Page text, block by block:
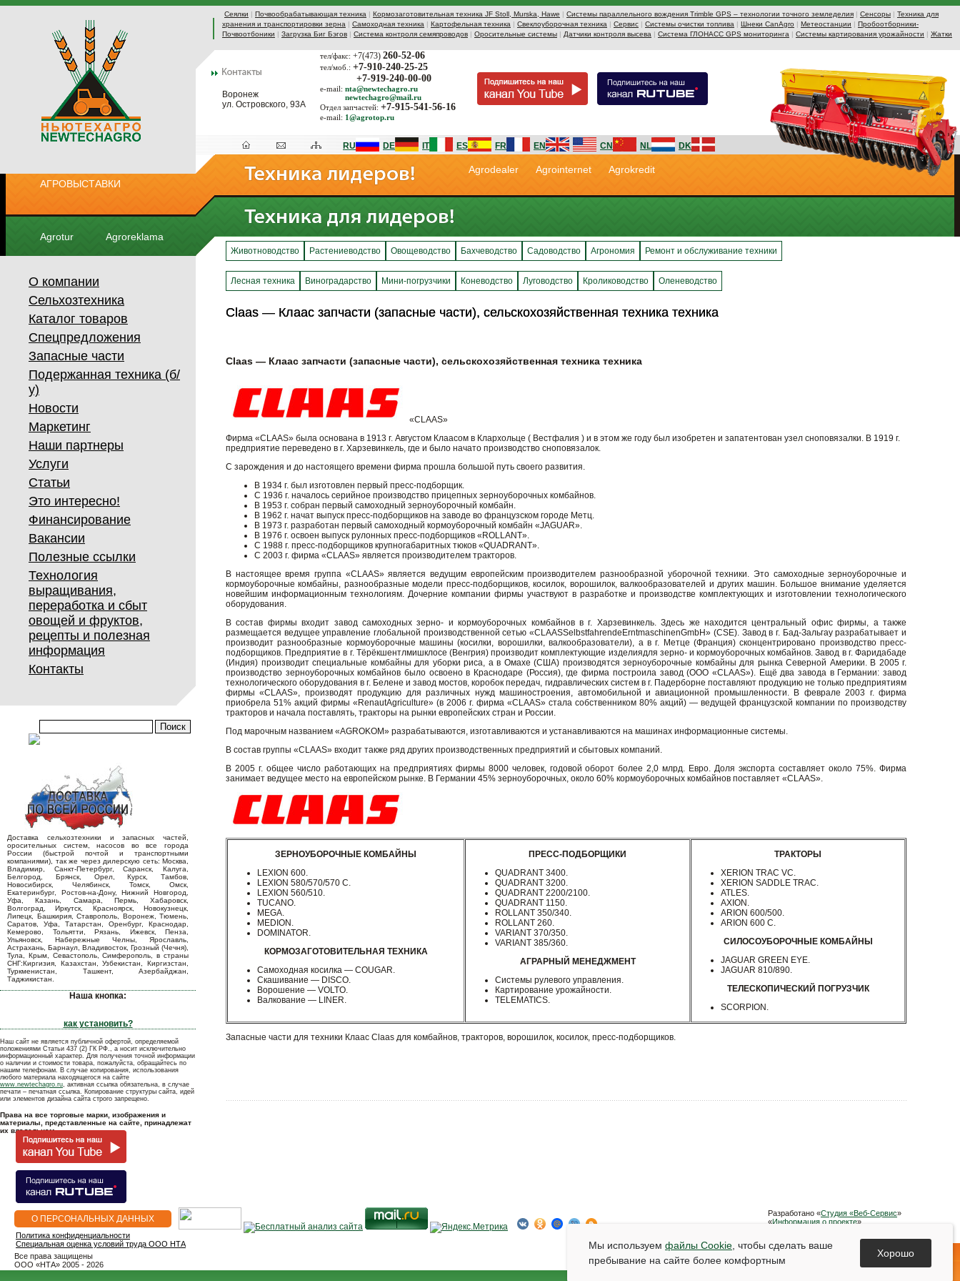
Сеялки | Почвообрабатывающая техника | Кормозаготовительная техника JF Stoll, Murska, Hawe | Системы параллельного вождения Trimble GPS – технологии точного земледелия | Сенсоры | Техника для
хранения и транспортировки зерна | Самоходная техника | Картофельная техника | Свеклоуборочная техника | Сервис | Системы очистки топлива | Шнеки CanAgro | Метеостанции | Пробоотборники-
Почвоотбоники | Загрузка Биг Бэгов | Система контроля семяпроводов | Оросительные системы | Датчики контроля высева | Система ГЛОНАСС GPS мониторинга | Системы картирования урожайности | Жатки
Воронеж
ул. Островского, 93А
тел/факс: +7(473) 260-52-06
тел/моб.: +7-910-240-25-25
+7-919-240-00-00
e-mail: nta@newtechagro.ru
newtechagro@mail.ru
Отдел запчастей: +7-915-541-56-16
e-mail: 1@agrotop.ru
АГРОВЫСТАВКИ
Agrotur Agroreklama
RU DE IT ES FR EN CN NL DK
Agrodealer Agrointernet Agrokredit
О компании
Сельхозтехника
Каталог товаров
Спецпредложения
Запасные части
Подержанная техника (б/
у)
Новости
Маркетинг
Наши партнеры
Услуги
Статьи
Это интересно!
Финансирование
Вакансии
Полезные ссылки
Технология
выращивания,
переработка и сбыт
овощей и фруктов,
рецепты и полезная
информация
Контакты
Доставка сельхозтехники и запасных частей,
оросительных систем, насосов во все города
России (быстрой почтой и транспортными
компаниями), так же через дилерскую сеть: Москва,
Владимир, Санкт-Петербург, Саранск, Калуга,
Белгород, Брянск, Орел, Курск, Тамбов,
Новосибирск, Челябинск, Томск, Омск,
Екатеринбург, Ростов-на-Дону, Нижний Новгород,
Уфа, Казань, Самара, Пермь, Хабаровск,
Волгоград, Иркутск, Красноярск, Новокузнецк,
Липецк, Башкирия, Ставрополь, Воронеж, Тюмень,
Саратов, Уфа, Татарстан, Оренбург, Краснодар,
Кемерово, Тольятти, Рязань, Ижевск, Пенза,
Ульяновск, Набережные Челны, Ярославль,
Астрахань, Барнаул, Владивосток, Грозный (Чечня),
Тула, Крым, Севастополь, Симферополь, в страны
СНГ:Киргизия, Казахстан, Узбекистан, Киргизстан,
Туркменистан, Ташкент, Азербайджан,
Таджикистан.
Наша кнопка:
как установить?
Наш сайт не является публичной офертой, определяемой
положениями Статьи 437 (2) ГК РФ., а носит исключительно
информационный характер. Для получения точной информации
о наличии и стоимости товара, пожалуйста, обращайтесь по
нашим телефонам. В случае копирования, использования
любого материала находящегося на сайте
www.newtechagro.ru, активная ссылка обязательна, в случае
печати – печатная ссылка. Копирование структуры сайта, идей
или элементов дизайна сайта строго запрещено.
Права на все торговые марки, изображения и
материалы, представленные на сайте, принадлежат
их владельцам.
Животноводство Растениеводство Овощеводство Бахчеводство Садоводство Агрономия Ремонт и обслуживание техники
Лесная техника Виноградарство Мини-погрузчики Коневодство Луговодство Кролиководство Оленеводство
Claas — Клаас запчасти (запасные части), сельскохозяйственная техника техника
Claas — Клаас запчасти (запасные части), сельскохозяйственная техника техника
Claas — Клаас запчасти (запасные части), сельскохозяйственная техника техника
«CLAAS»
Фирма «CLAAS» была основана в 1913 г. Августом Клаасом в Клархольце ( Вестфалия ) и в этом же году был изобретен и запатентован узел сноповязалки. В 1919 г.
предприятие переведено в г. Харзевинкель, где и было начато производство сноповязалок.
С зарождения и до настоящего времени фирма прошла большой путь своего развития.
В 1934 г. был изготовлен первый пресс-подборщик.
С 1936 г. началось серийное производство прицепных зерноуборочных комбайнов.
В 1953 г. собран первый самоходный зерноуборочный комбайн.
В 1962 г. начат выпуск пресс-подборщиков на заводе во французском городе Метц.
В 1973 г. разработан первый самоходный кормоуборочный комбайн «JAGUAR».
В 1976 г. освоен выпуск рулонных пресс-подборщиков «ROLLANT».
С 1988 г. пресс-подборщиков крупногабаритных тюков «QUADRANT».
С 2003 г. фирма «CLAAS» является производителем тракторов.
В настоящее время группа «CLAAS» является ведущим европейским производителем разнообразной уборочной техники. Это самоходные зерноуборочные и
кормоуборочные комбайны, разнообразные модели пресс-подборщиков, косилок, ворошилок, валкообразователей и других машин. Большое внимание уделяется
новейшим информационным технологиям. Дочерние компании фирмы участвуют в разработке и производстве комплектующих и изготовлении технологического
оборудования.
В состав фирмы входит завод самоходных зерно- и кормоуборочных комбайнов в г. Харзевинкель. Здесь же находится центральный офис фирмы, а также
размещается ведущее управление глобальной производственной сетью «CLAASSelbstfahrendeErntmaschinenGmbH» (CSE). Завод в г. Бад-Зальгау разрабатывает и
производит разнообразные кормоуборочные машины (косилки, ворошилки, валкообразователи), а в г. Метце (Франция) сконцентрировано производство пресс-
подборщиков. Предприятие в г. Тёрёкшентлмишклосе (Венгрия) производит комплектующие изделиядля зерно- и кормоуборочных комбайнов. Завод в г. Фаридабаде
(Индия) производит специальные комбайны для уборки риса, а в Омахе (США) производятся зерноуборочные комбайны для рынка Северной Америки. В 2005 г.
производство зерноуборочных комбайнов было освоено в Краснодаре (Россия), где фирма построила завод (ООО «CLAAS»). Ещё два завода в Германии: завод
технологического оборудования в г. Белене и завод мостов, коробок передач, гидравлических систем в г. Падерборне поставляют продукцию не только предприятиям
фирмы «CLAAS», производят продукцию для различных нужд машиностроения, автомобильной и авиационной промышленности. В феврале 2003 г. фирма
приобрела 51% акций фирмы «RenautAgriculture» (в 2006 г. фирма «CLAAS» стала собственником 80% акций) — ведущей французской компании по производству
тракторов и начала поставлять, тракторы на рынки европейских стран и России.
Под марочным названием «AGROKOM» разрабатываются, изготавливаются и устанавливаются на машинах информационные системы.
В состав группы «CLAAS» входит также ряд других производственных предприятий и сбытовых компаний.
В 2005 г. общее число работающих на предприятиях фирмы 8000 человек, годовой оборот более 2,0 млрд. Евро. Доля экспорта составляет около 75%. Фирма
занимает ведущее место на европейском рынке. В Германии 45% зерноуборочных, около 60% кормоуборочных комбайнов поставляет «CLAAS».
ЗЕРНОУБОРОЧНЫЕ КОМБАЙНЫ
LEXION 600.
LEXION 580/570/570 C.
LEXION 560/510.
TUCANO.
MEGA.
MEDION.
DOMINATOR.
КОРМОЗАГОТОВИТЕЛЬНАЯ ТЕХНИКА
Самоходная косилка — COUGAR.
Скашивание — DISCO.
Ворошение — VOLTO.
Валкование — LINER.
ПРЕСС-ПОДБОРЩИКИ
QUADRANT 3400.
QUADRANT 3200.
QUADRANT 2200/2100.
QUADRANT 1150.
ROLLANT 350/340.
ROLLANT 260.
VARIANT 370/350.
VARIANT 385/360.
АГРАРНЫЙ МЕНЕДЖМЕНТ
Системы рулевого управления.
Картирование урожайности.
TELEMATICS.
ТРАКТОРЫ
XERION TRAC VC.
XERION SADDLE TRAC.
ATLES.
AXION.
ARION 600/500.
ARION 600 C.
СИЛОСОУБОРОЧНЫЕ КОМБАЙНЫ
JAGUAR GREEN EYE.
JAGUAR 810/890.
ТЕЛЕСКОПИЧЕСКИЙ ПОГРУЗЧИК
SCORPION.
Запасные части для техники Клаас Claas для комбайнов, тракторов, ворошилок, косилок, пресс-подборщиков.
О ПЕРСОНАЛЬНЫХ ДАННЫХ
Все права защищены
OOO «НТА» 2005 - 2026
Политика конфиденциальности
Специальная оценка условий труда ООО НТА
Разработано «Студия «Веб-Сервис»
«Информация о проекте»
Мы используем файлы Cookie , чтобы сделать ваше
пребывание на сайте более комфортным
Хорошо